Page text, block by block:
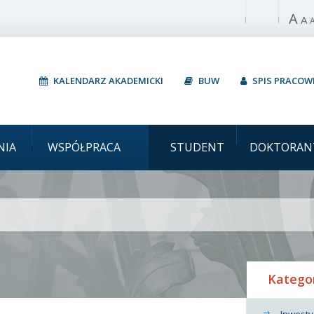
Włącz A A
KALENDARZ AKADEMICKI BUW SPIS
WSPÓŁPRACA STUDENT
Uniwersytet